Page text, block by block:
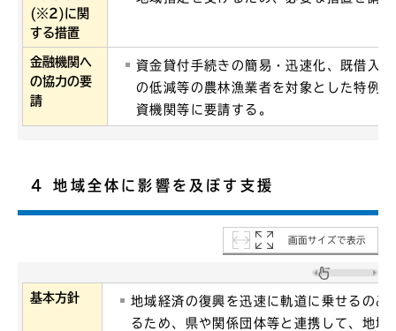
(※2)に関
する措置
金融機関へ
の協力の要
請
資金貸付手続きの簡易・迅速化、既借入
の低減等の農林漁業者を対象とした特例
資機関等に要請する。
4 地域全体に影響を及ぼす支援
画面サイズで表示
基本方針
地域経済の復興を迅速に軌道に乗せるのみ
るため、県や関係団体等と連携して、地域